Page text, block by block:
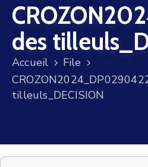
VIE
LOCALE
VIE
SOCIALE
TERRE
VOS
des
Accueil
File
tilleuls_DECISION